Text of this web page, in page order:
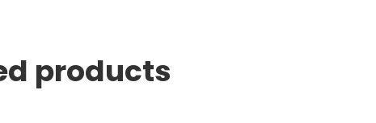
products